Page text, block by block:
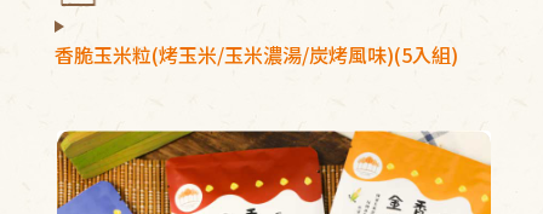
中心香脆玉米粒(烤玉米/玉米濃湯/炭烤風味)(5入組)